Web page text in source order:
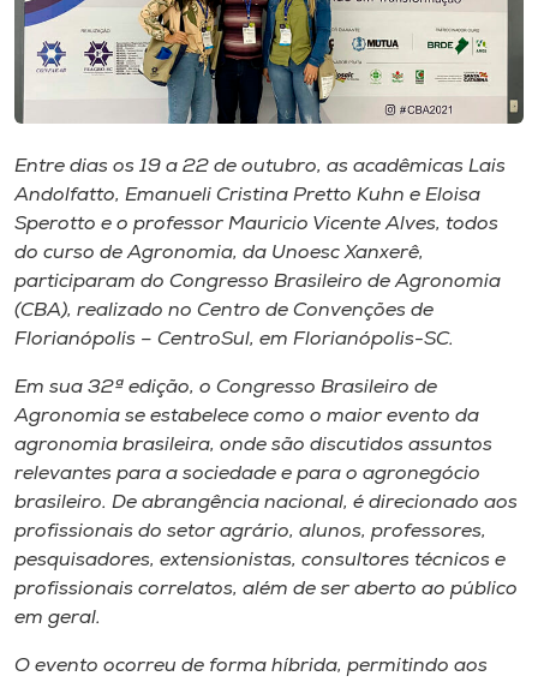
Museu
Unoesc
Selecione
o idioma
A+
A-
Entre dias os 19 a 22 de outubro, as acadêmicas Lais
Andolfatto, Emanueli Cristina Pretto Kuhn e Eloisa
Sperotto e o professor Mauricio Vicente Alves, todos
do curso de Agronomia, da Unoesc Xanxerê,
participaram do Congresso Brasileiro de Agronomia
(CBA), realizado no Centro de Convenções de
Florianópolis – CentroSul, em Florianópolis-SC.
Em sua 32ª edição, o Congresso Brasileiro de
Agronomia se estabelece como o maior evento da
agronomia brasileira, onde são discutidos assuntos
relevantes para a sociedade e para o agronegócio
brasileiro. De abrangência nacional, é direcionado aos
profissionais do setor agrário, alunos, professores,
pesquisadores, extensionistas, consultores técnicos e
profissionais correlatos, além de ser aberto ao público
em geral.
O evento ocorreu de forma híbrida, permitindo aos